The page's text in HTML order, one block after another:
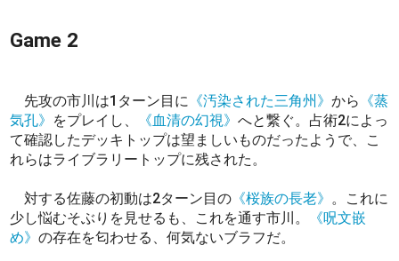
Game 2
先攻の市川は1ターン目に 《汚染された三角州》から 《蒸
気孔》 をプレイし、 《血清の幻視》へと繋ぐ。占術2によっ
て確認したデッキトップは望ましいものだったようで、こ
れらはライブラリートップに残された。
対する佐藤の初動は2ターン目の 《桜族の長老》 。これに
少し悩むそぶりを見せるも、これを通す市川。
《呪文嵌
め》の存在を匂わせる、何気ないブラフだ。